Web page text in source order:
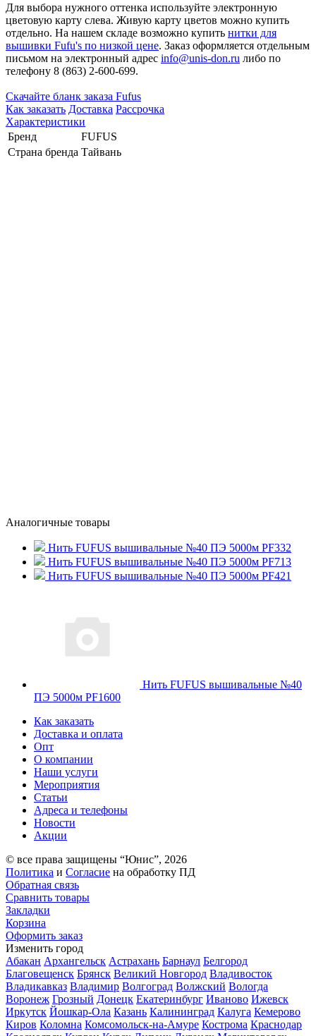
Для выбора нужного оттенка используйте электронную
цветовую карту слева. Живую карту цветов можно купить
отдельно. На нашем складе возможно купить нитки для
вышивки Fufu's по низкой цене. Заказ оформляется отдельным
письмом на электронный адрес info@unis-don.ru либо по
телефону 8 (863) 2-600-699.
Cкачайте бланк заказа Fufus
Как заказать Доставка Рассрочка
Характеристики
Бренд
FUFUS
Страна бренда Тайвань
Аналогичные товары
Нить FUFUS вышивальные №40 ПЭ 5000м PF332
Нить FUFUS вышивальные №40 ПЭ 5000м PF713
Нить FUFUS вышивальные №40 ПЭ 5000м PF421
Нить FUFUS вышивальные №40
ПЭ 5000м PF1600
Как заказать
Доставка и оплата
Опт
О компании
Наши услуги
Мероприятия
Статьи
Адреса и телефоны
Новости
Акции
© все права защищены “Юнис”, 2026
Политика и Согласие на обработку ПД
Обратная связь
Сравнить товары
Закладки
Корзина
Оформить заказ
Изменить город
Абакан Архангельск Астрахань Барнаул Белгород
Благовещенск Брянск Великий Новгород Владивосток
Владикавказ Владимир Волгоград Волжский Вологда
Воронеж Грозный Донецк Екатеринбург Иваново Ижевск
Иркутск Йошкар-Ола Казань Калининград Калуга Кемерово
Киров Коломна Комсомольск-на-Амуре Кострома Краснодар